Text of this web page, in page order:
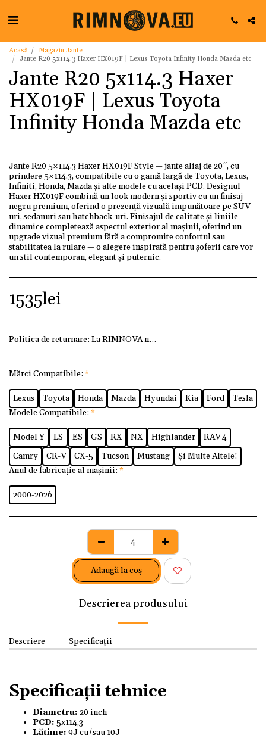
Acasă
Magazin Jante
Jante R20 5x114.3 Haxer HX019F | Lexus Toyota Infinity Honda Mazda etc
Jante R20 5x114.3 Haxer
HX019F | Lexus Toyota
Infinity Honda Mazda etc
Jante R20 5×114.3 Haxer HX019F Style — jante aliaj de 20″, cu
prindere 5×114.3, compatibile cu o gamă largă de Toyota, Lexus,
Infiniti, Honda, Mazda și alte modele cu același PCD. Designul
Haxer HX019F combină un look modern și sportiv cu un finisaj
negru premium, oferind o prezență vizuală impunătoare pe SUV-
uri, sedanuri sau hatchback-uri. Finisajul de calitate și liniile
dinamice completează aspectul exterior al mașinii, oferind un
upgrade vizual premium fără a compromite confortul sau
stabilitatea la rulare — o alegere inspirată pentru șoferii care vor
un stil contemporan, elegant și puternic.
1535lei
Politica de returnare: La RIMNOVA ne dorim ca fiecare
Mărci Compatibile: *
Lexus Toyota Honda Mazda Hyundai Kia Ford
Tesla
Modele Compatibile: *
Model Y LS ES GS RX NX Highlander
RAV 4
Camry
CR-V CX-5 Tucson Mustang
Și Multe Altele!
Anul de fabricație al mașinii: *
2000-2026
Adaugă la coş
Descrierea produsului
Descriere Specificații
Specificații tehnice
Diametru: 20 inch
PCD: 5x114,3
Lățime: 9J cu/sau 10J